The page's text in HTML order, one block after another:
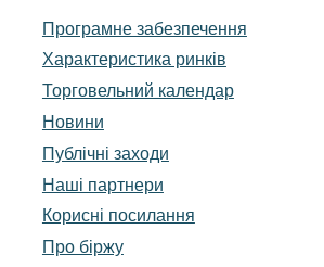
Програмне забезпечення
Характеристика pинків
Торговельний календар
Новини
Публічні заходи
Наші партнери
Корисні посилання
Про біржу